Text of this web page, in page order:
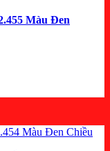
Màu Đen